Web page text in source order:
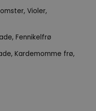
Violer,
Fennikelfrø
Kardemomme frø,